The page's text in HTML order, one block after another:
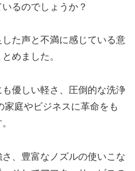
るのでしょうか？
た声と不満に感じている意
めました。
優しい軽さ、圧倒的な洗浄
庭やビジネスに革命をも
、豊富なノズルの使いこな